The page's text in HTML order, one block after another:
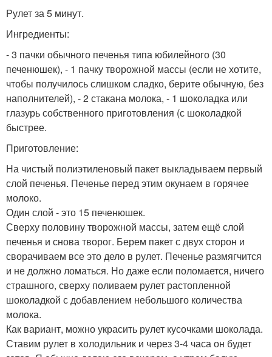
Рулет за 5 минут.
Ингредиенты:
- 3 пачки обычного печенья типа юбилейного (30
печенюшек), - 1 пачку творожной массы (если не хотите,
чтобы получилось слишком сладко, берите обычную, без
наполнителей), - 2 стакана молока, - 1 шоколадка или
глазурь собственного приготовления (с шоколадкой
быстрее.
Приготовление:
На чистый полиэтиленовый пакет выкладываем первый
слой печенья. Печенье перед этим окунаем в горячее
молоко.
Один слой - это 15 печенюшек.
Сверху половину творожной массы, затем ещё слой
печенья и снова творог. Берем пакет с двух сторон и
сворачиваем все это дело в рулет. Печенье размягчится
и не должно ломаться. Но даже если поломается, ничего
страшного, сверху поливаем рулет растопленной
шоколадкой с добавлением небольшого количества
молока.
Как вариант, можно украсить рулет кусочками шоколада.
Ставим рулет в холодильник и через 3-4 часа он будет